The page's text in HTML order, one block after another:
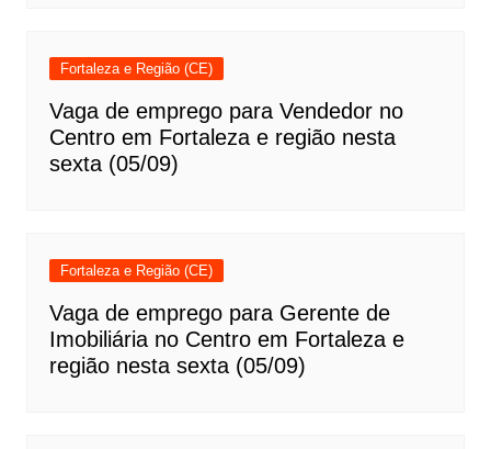
Fortaleza e Região (CE)
Vaga de emprego para Vendedor no
Centro em Fortaleza e região nesta
sexta (05/09)
Fortaleza e Região (CE)
Vaga de emprego para Gerente de
Imobiliária no Centro em Fortaleza e
região nesta sexta (05/09)